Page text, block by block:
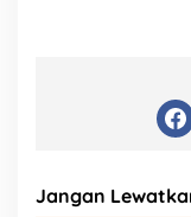
Jangan